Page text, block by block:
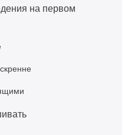
на первом